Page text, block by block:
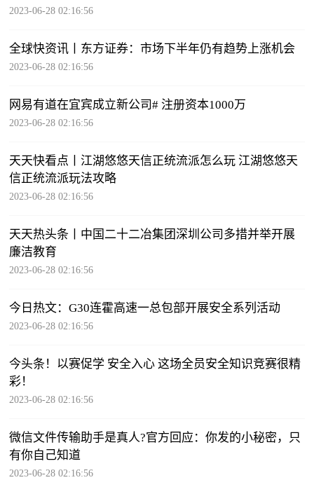
2023-06-28 02:16:56
全球快资讯丨东方证券：市场下半年仍有趋势上涨机会
2023-06-28 02:16:56
网易有道在宜宾成立新公司# 注册资本1000万
2023-06-28 02:16:56
天天快看点丨江湖悠悠天信正统流派怎么玩 江湖悠悠天
信正统流派玩法攻略
2023-06-28 02:16:56
天天热头条丨中国二十二冶集团深圳公司多措并举开展
廉洁教育
2023-06-28 02:16:56
今日热文：G30连霍高速一总包部开展安全系列活动
2023-06-28 02:16:56
今头条！以赛促学 安全入心 这场全员安全知识竞赛很精
彩！
2023-06-28 02:16:56
微信文件传输助手是真人?官方回应：你发的小秘密，只
有你自己知道
2023-06-28 02:16:56